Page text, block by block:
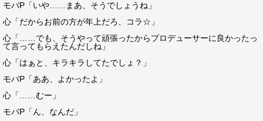
モバP「いや……まあ、そうでしょうね」
心「だからお前の方が年上だろ、コラ☆」
心「……でも、そうやって頑張ったからプロデューサーに良かったっ
て言ってもらえたんだしね」
心「はぁと、キラキラしてたでしょ？」
モバP「ああ、よかったよ」
心「……むー」
モバP「ん、なんだ」